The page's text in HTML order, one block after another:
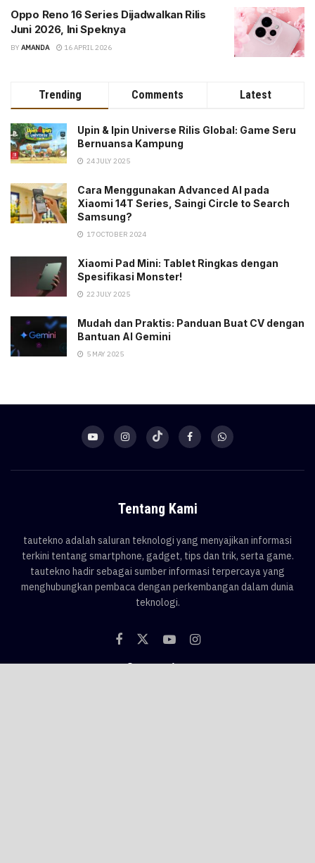
Oppo Reno 16 Series Dijadwalkan Rilis
Juni 2026, Ini Speknya
BY AMANDA 16 APRIL 2026
Trending Comments Latest
Upin & Ipin Universe Rilis Global: Game Seru
Bernuansa Kampung
24 JULY 2025
Cara Menggunakan Advanced AI pada
Xiaomi 14T Series, Saingi Circle to Search
Samsung?
17 OCTOBER 2024
Xiaomi Pad Mini: Tablet Ringkas dengan
Spesifikasi Monster!
22 JULY 2025
Mudah dan Praktis: Panduan Buat CV dengan
Bantuan AI Gemini
5 MAY 2025
Tentang Kami
tautekno adalah saluran teknologi yang menyajikan informasi
terkini tentang smartphone, gadget, tips dan trik, serta game.
tautekno hadir sebagai sumber informasi terpercaya yang
menghubungkan pembaca dengan perkembangan dalam dunia
teknologi.
Categories